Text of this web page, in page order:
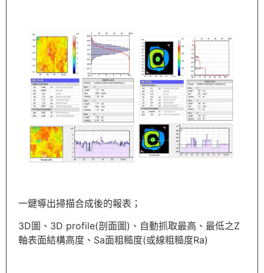
一鍵導出掃描合成後的報表；
3D圖、3D profile(剖面圖)、自動抓取最高、最低之Z
軸表面結構高度、Sa面粗糙度(或線粗糙度Ra)